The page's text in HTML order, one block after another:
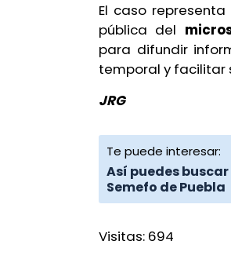
El caso
pública del
para difundir
temporal y facilitar
JRG
Te puede interesar:
Así puedes
Semefo de Puebla
Visitas: 694